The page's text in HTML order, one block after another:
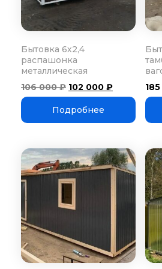
Бытовка 6х2,4
распашонка
металлическая
106 000₽ Первоначальная
цена
составляла
102 000 ₽Текущая
цена:
000 ₽.
Подробнее